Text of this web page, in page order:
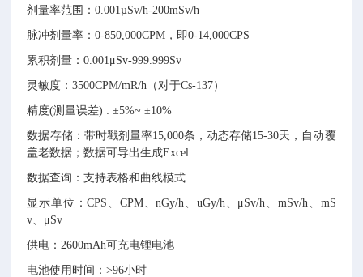
剂量率范围：0.001µSv/h-200mSv/h
脉冲剂量率：0-850,000CPM，即0-14,000CPS
累积剂量：0.001μSv-999.999Sv
灵敏度：3500CPM/mR/h（对于Cs-137）
精度(测量误差) : ±5%~ ±10%
数据存储：带时戳剂量率15,000条，动态存储15-30天，自动覆
盖老数据 ；数据可导出生成Excel
数据查询：支持表格和曲线模式
显示单位：CPS、CPM、nGy/h、uGy/h、μSv/h、mSv/h、mS
v、μSv
供电：2600mAh可充电锂电池
电池使用时间：>96小时